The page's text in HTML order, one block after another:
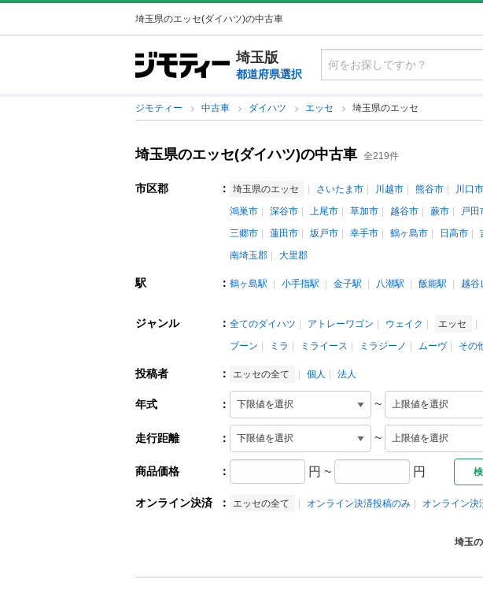
埼玉県のエッセ(ダイハツ)の中古車
埼玉版
都道府県選択
ジモティー 中古車 ダイハツ エッセ 埼玉県のエッセ
埼玉県のエッセ(ダイハツ)の中古車 全219件
市区郡 ： 埼玉県のエッセ さいたま市 川越市 熊谷市 川口市
鴻巣市
深谷市 上尾市 草加市 越谷市 蕨市 戸田
三郷市
蓮田市 坂戸市 幸手市 鶴ヶ島市 日高市
南埼玉郡
大里郡
駅 ： 鶴ヶ島駅 小手指駅 金子駅 八潮駅 飯能駅 越谷
ジャンル ： 全てのダイハツ アトレーワゴン ウェイク エッセ
ブーン
ミラ ミライース ミラジーノ ムーヴ その
投稿者 ： エッセの全て 個人 法人
年式 ： ~
走行距離 ： ~
商品価格 ： 円 ~ 円
オンライン決済 ： エッセの全て オンライン決済投稿のみ オンライン決
埼玉